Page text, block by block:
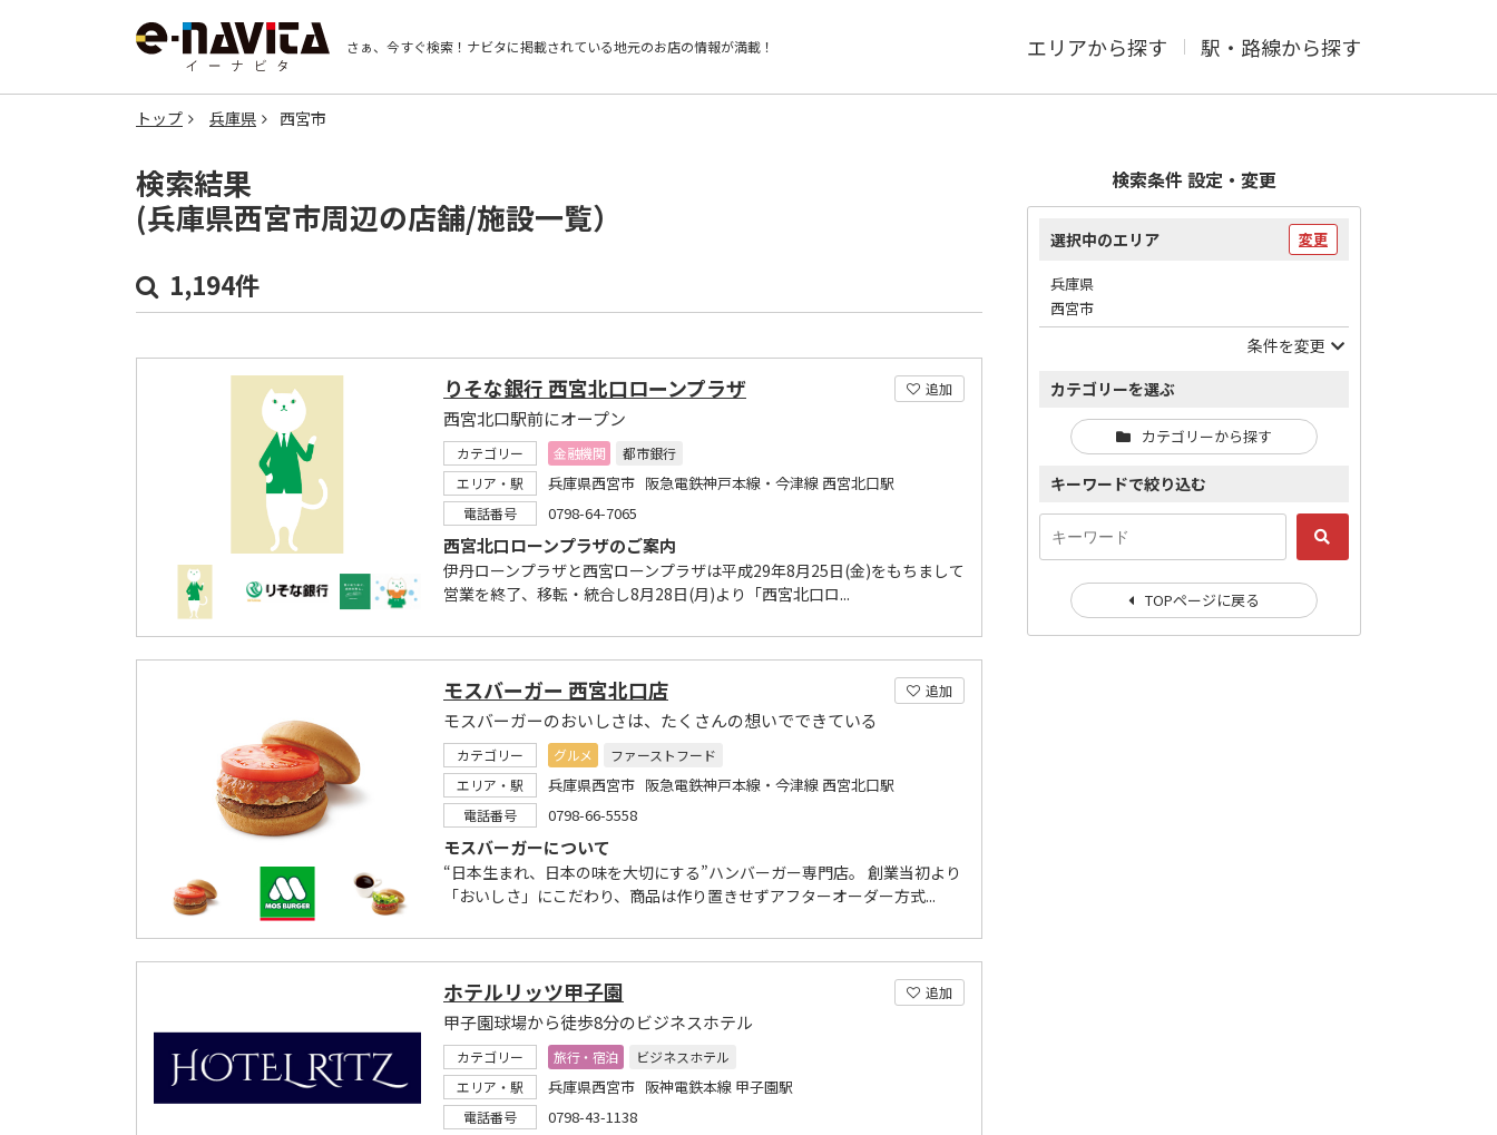
さぁ、今すぐ検索！ ナビタに掲載されている地元のお店の情報が満載！ エリアから探す 駅・路線から探す
トップ 兵庫県 西宮市
検索結果
(兵庫県西宮市周辺の店舗/施設一覧）
1,194件
追加
りそな銀行 西宮北口ローンプラザ
西宮北口駅前にオープン
カテゴリー 金融機関
都市銀行
エリア・駅
兵庫県西宮市 阪急電鉄神戸本線・今津線 西宮北口駅
電話番号 0798-64-7065
西宮北口ローンプラザのご案内
伊丹ローンプラザと西宮ローンプラザは平成29年8月25日(金)をもちまして
営業を終了、移転・統合し8月28日(月)より「西宮北口ロ...
追加
モスバーガー 西宮北口店
モスバーガーのおいしさは、たくさんの想いでできている
カテゴリー グルメ
ファーストフード
エリア・駅
兵庫県西宮市 阪急電鉄神戸本線・今津線 西宮北口駅
電話番号 0798-66-5558
モスバーガーについて
“日本生まれ、日本の味を大切にする”ハンバーガー専門店。 創業当初より
「おいしさ」にこだわり、商品は作り置きせずアフターオーダー方式...
追加
ホテルリッツ甲子園
甲子園球場から徒歩8分のビジネスホテル
カテゴリー 旅行・宿泊
ビジネスホテル
エリア・駅
兵庫県西宮市 阪神電鉄本線 甲子園駅
電話番号 0798-43-1138
検索条件 設定・変更
選択中のエリア 変更
兵庫県
西宮市
条件を変更
カテゴリーを選ぶ
カテゴリーから探す
キーワードで絞り込む
TOPページに戻る